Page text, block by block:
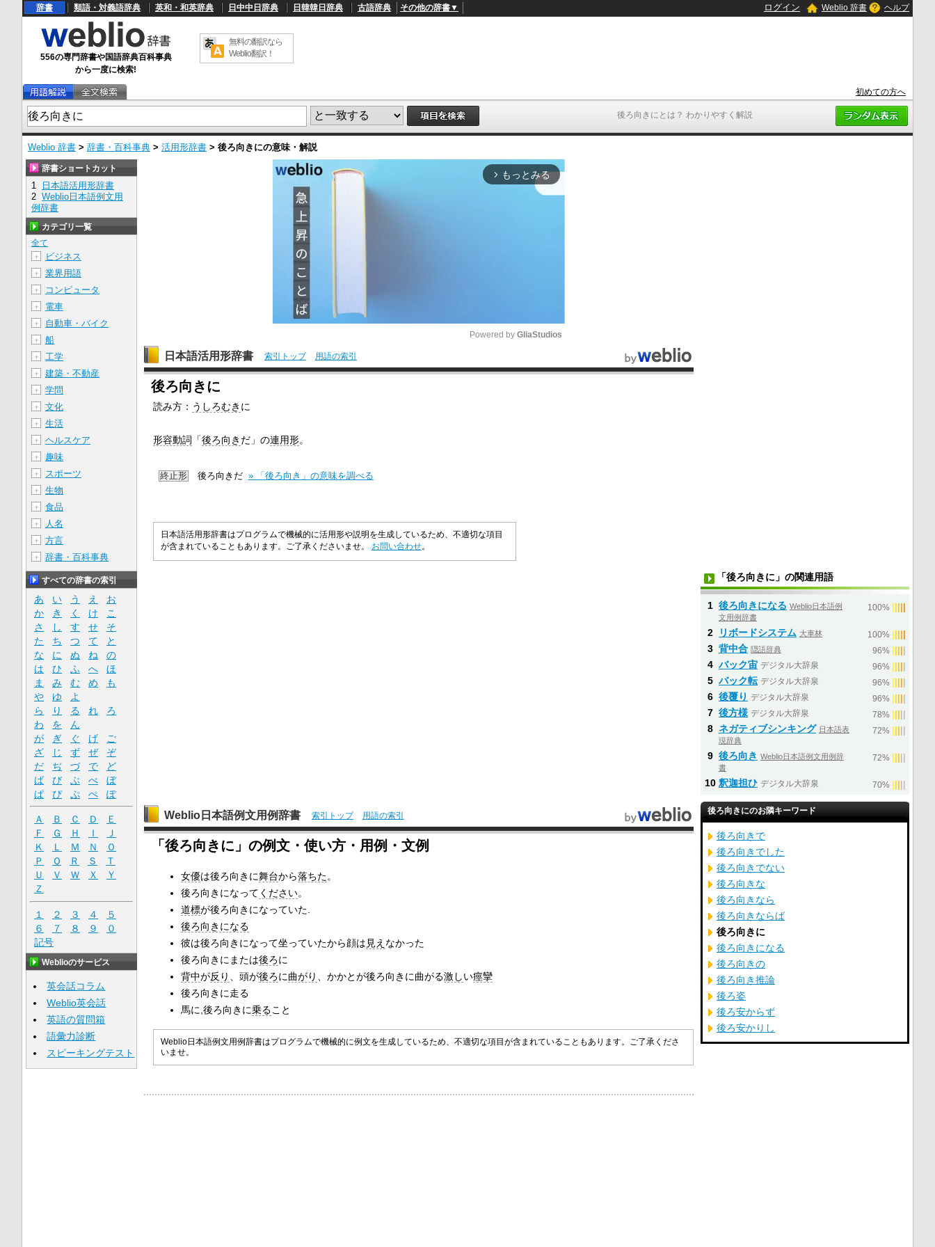
後ろ向きにとは？ わかりやすく解説
辞書 類語・対義語辞典 英和・和英辞典 日中中日辞典 日韓韓日辞典 古語辞典 その他の辞書▼ ログイン Weblio 辞書 ヘルプ
556の専門辞書や国語辞典百科事典
から一度に検索!
無料の翻訳なら
Weblio翻訳！
初めての方へ
Weblio 辞書 > 辞書・百科事典 > 活用形辞書 > 後ろ向きにの意味・解説
arrow_forward_ios もっとみる
M
Powered by GliaStudios
日本語活用形辞書 索引トップ 用語の索引
後ろ向きに
読み方： うしろむき に
形容動詞 「後ろ向き だ」の連用形。
終止形 後ろ向きだ » 「後ろ向き」の意味を調べる
日本語活用形辞書はプログラムで機械的に活用形や説明を生成しているため、不適切な項目
が含まれていることもあります。ご了承くださいませ。 お問い合わせ。
Weblio日本語例文用例辞書 索引トップ 用語の索引
「後ろ向きに」の例文・使い方・用例・文例
女優は後ろ向きに舞台から落ちた。
後ろ向きになって ください。
道標が後ろ向きになっていた.
後ろ向きになる
彼は後ろ向きになって坐っていたから顔は 見え なかった
後ろ向きにまたは後ろに
背中が反り 、頭が後ろに曲がり 、かかとが後ろ向きに曲がる激しい痙攣
後ろ向きに走る
馬に,後ろ向きに乗ること
Weblio日本語例文用例辞書はプログラムで機械的に例文を生成しているため、不適切な項目が含まれていることもあります。ご了承くださ
いませ。
辞書ショートカット
1
日本語活用形辞書
2 Weblio日本語例文用
例辞書
カテゴリ一覧
全て
＋
ビジネス
＋ 業界用語
＋ コンピュータ
＋ 電車
＋ 自動車・バイク
＋ 船
＋ 工学
＋ 建築・不動産
＋ 学問
＋ 文化
＋ 生活
＋ ヘルスケア
＋ 趣味
＋ スポーツ
＋ 生物
＋ 食品
＋ 人名
＋ 方言
＋ 辞書・百科事典
すべての辞書の索引
あ い う え
お
か
き く け
こ
さ
し す せ
そ
た
ち つ て
と
な
に ぬ ね
の
は
ひ ふ へ
ほ
ま
み む め
も
や
ゆ
よ
ら
り る れ
ろ
わ
を
ん
が
ぎ ぐ げ
ご
ざ
じ ず ぜ
ぞ
だ
ぢ づ で
ど
ば
び ぶ べ
ぼ
ぱ
ぴ ぷ ぺ ぽ
Ａ Ｂ Ｃ Ｄ
Ｅ
Ｆ
Ｇ Ｈ Ｉ
Ｊ
Ｋ
Ｌ Ｍ Ｎ
Ｏ
Ｐ
Ｑ Ｒ Ｓ
Ｔ
Ｕ
Ｖ Ｗ Ｘ
Ｙ
Ｚ
１ ２ ３ ４
５
６
７ ８ ９
０
記号
Weblioのサービス
英会話コラム
Weblio英会話
英語の質問箱
語彙力診断
スピーキングテスト
「後ろ向きに」の関連用語
1 後ろ向きになる Weblio日本語例
文用例辞書
100%
2 リボードシステム 大車林 100%
3 背中合 隠語辞典 96%
4 バック宙 デジタル大辞泉 96%
5 バック転 デジタル大辞泉 96%
6 後覆り デジタル大辞泉 96%
7 後方様 デジタル大辞泉 78%
8 ネガティブシンキング 日本語表
現辞典
72%
9 後ろ向き Weblio日本語例文用例辞
書
72%
10 釈迦担ひ デジタル大辞泉 70%
後ろ向きにのお隣キーワード
後ろ向きで
後ろ向きでした
後ろ向きでない
後ろ向きな
後ろ向きなら
後ろ向きならば
後ろ向きに
後ろ向きになる
後ろ向きの
後ろ向き推論
後ろ姿
後ろ安からず
後ろ安かりし